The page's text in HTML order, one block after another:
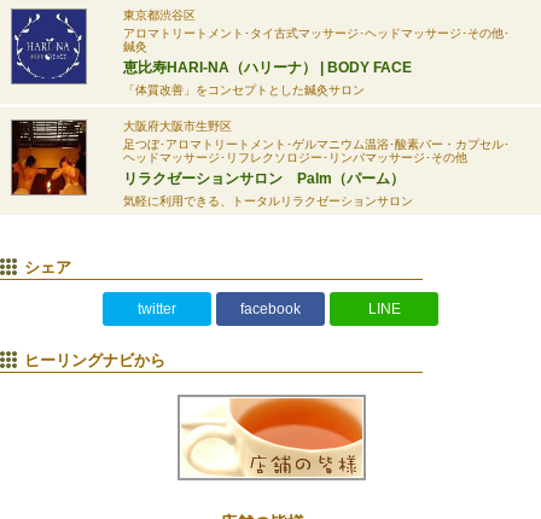
東京都渋谷区
アロマトリートメント･タイ古式マッサージ･ヘッドマッサージ･その他･
鍼灸
恵比寿HARI-NA（ハリーナ） | BODY FACE
「体質改善」をコンセプトとした鍼灸サロン
大阪府大阪市生野区
足つぼ･アロマトリートメント･ゲルマニウム温浴･酸素バー・カプセル･
ヘッドマッサージ･リフレクソロジー･リンパマッサージ･その他
リラクゼーションサロン Palm（パーム）
気軽に利用できる、トータルリラクゼーションサロン
シェア
twitter facebook LINE
ヒーリングナビから